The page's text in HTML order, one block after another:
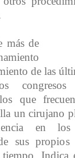
más de
de las
congresos
que
un cirujano
en los
sus